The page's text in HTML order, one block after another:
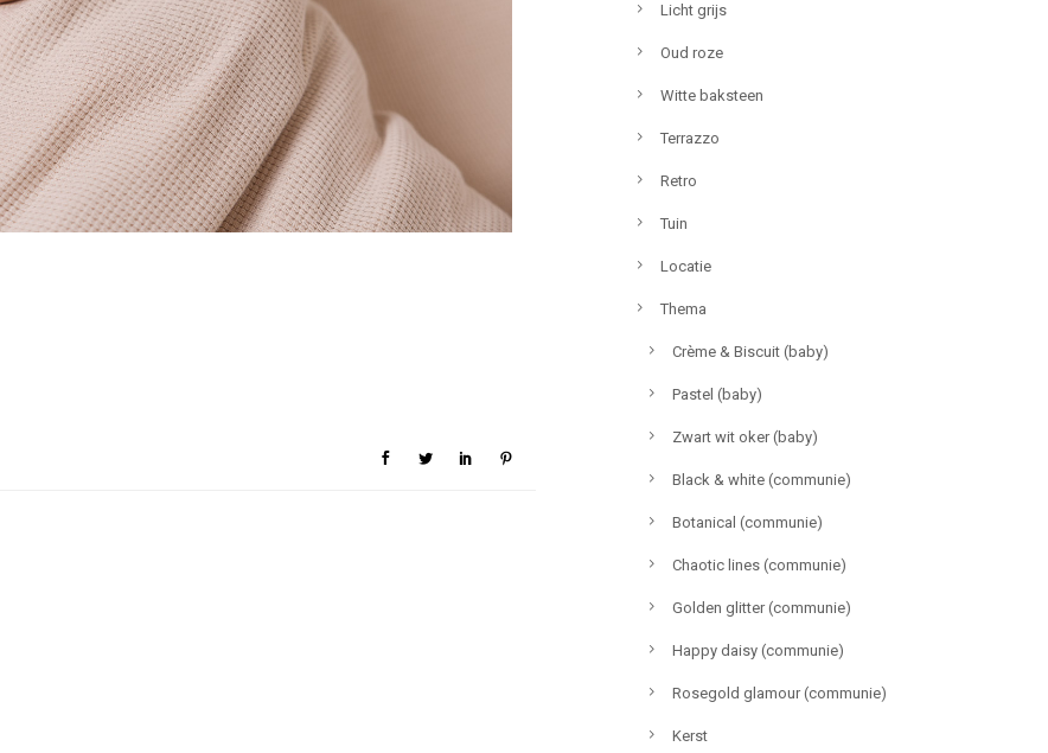
Licht grijs
Oud roze
Witte baksteen
Terrazzo
Retro
Tuin
Locatie
Thema
Crème & Biscuit (baby)
Pastel (baby)
Zwart wit oker (baby)
Black & white (communie)
Botanical (communie)
Chaotic lines (communie)
Golden glitter (communie)
Happy daisy (communie)
Rosegold glamour (communie)
Kerst